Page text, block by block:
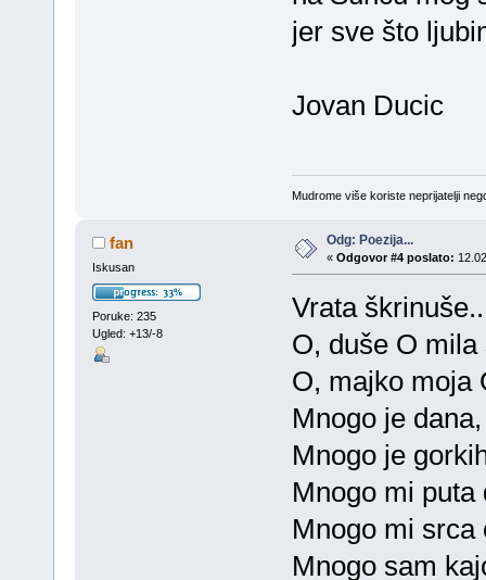
jer sve što
Jovan Ducic
Mudrome više koriste neprijatelji
fan
Iskusan
Poruke: 235
Ugled: +13/-8
Odg: Poezija...
« Odgovor #4 poslato:
Vrata
O, duše O mila
O, majko moja
Mnogo je
Mnogo je
Mnogo mi puta
Mnogo mi srca
Mnogo sam